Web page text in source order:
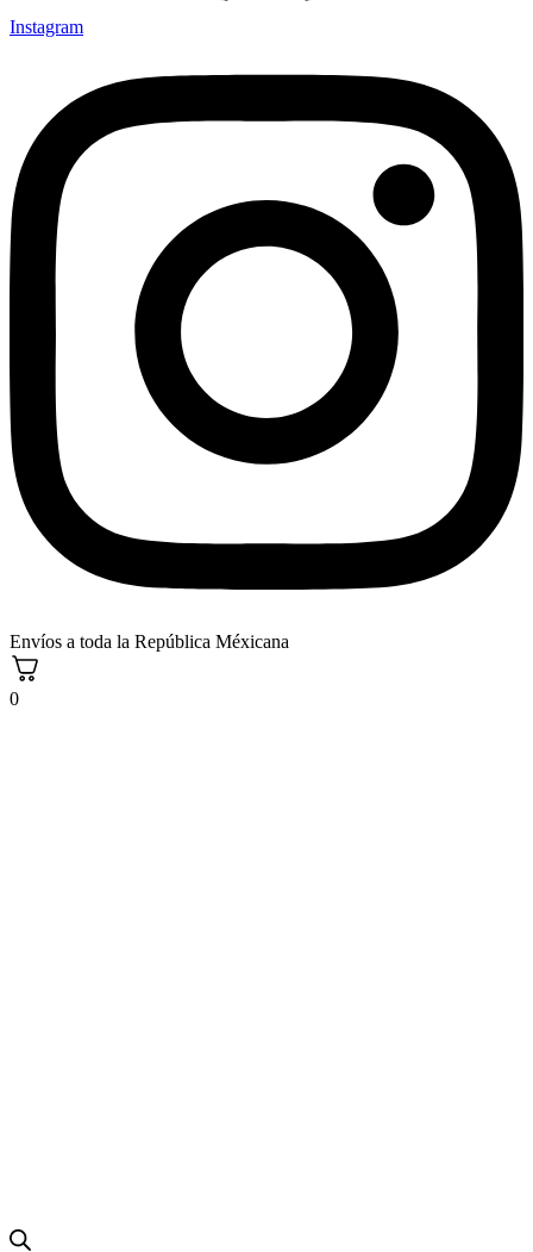
Instagram
Envíos a toda la República Méxicana
0